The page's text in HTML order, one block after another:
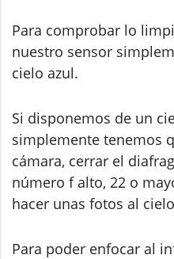
Para comprobar lo
nuestro sensor
cielo azul.
Si disponemos de un
simplemente tenemos
cámara, cerrar el
número f alto, 22 o
hacer unas fotos al
Para poder enfocar al